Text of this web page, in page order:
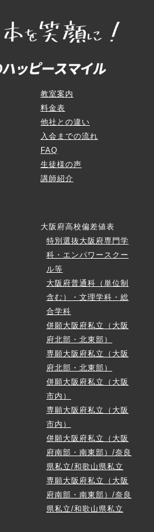
教室案内
料金表
他社との違い
入会までの流れ
FAQ
生徒様の声
講師紹介
大阪府高校偏差値表
特別選抜大阪府専門学
科・エンパワースクー
ル等
大阪府普通科（単位制
含む）・文理学科・総
合学科
併願大阪府私立（大阪
府北部・北東部）
専願大阪府私立（大阪
府北部・北東部）
併願大阪府私立（大阪
市内）
専願大阪府私立（大阪
市内）
併願大阪府私立（大阪
府南部・南東部）/奈良
県私立/和歌山県私立
専願大阪府私立（大阪
府南部・南東部）/奈良
県私立/和歌山県私立